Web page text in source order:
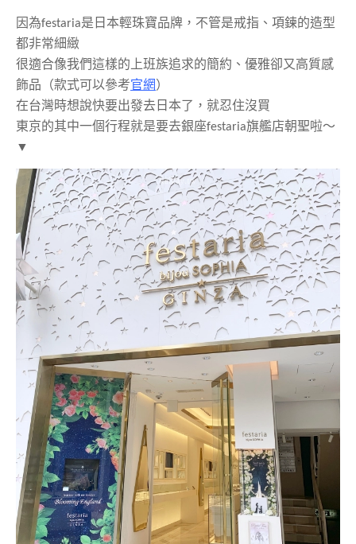
因為festaria是日本輕珠寶品牌，不管是戒指、項鍊的造型
都非常細緻
很適合像我們這樣的上班族追求的簡約、優雅卻又高質感
飾品（款式可以參考官網 ）
在台灣時想說快要出發去日本了，就忍住沒買
東京的其中一個行程就是要去銀座festaria旗艦店朝聖啦～
▼